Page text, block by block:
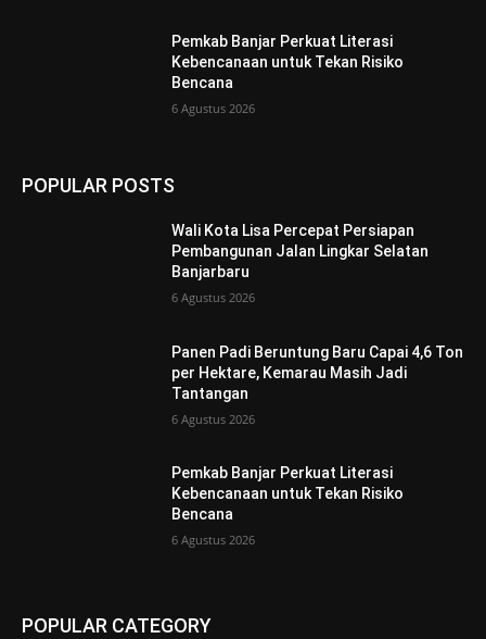
Pemkab Banjar Perkuat Literasi
Kebencanaan untuk Tekan Risiko
Bencana
6 Agustus 2026
POPULAR POSTS
Wali Kota Lisa Percepat Persiapan
Pembangunan Jalan Lingkar Selatan
Banjarbaru
6 Agustus 2026
Panen Padi Beruntung Baru Capai 4,6 Ton
per Hektare, Kemarau Masih Jadi
Tantangan
6 Agustus 2026
Pemkab Banjar Perkuat Literasi
Kebencanaan untuk Tekan Risiko
Bencana
6 Agustus 2026
POPULAR CATEGORY